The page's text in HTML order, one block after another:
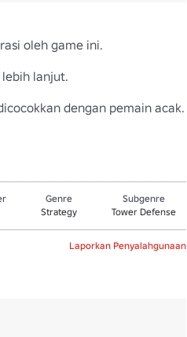
oleh game ini.
lanjut.
dengan pemain acak.
Genre
Strategy
Subgenre
Tower Defense
Laporkan Penyalahgunaan